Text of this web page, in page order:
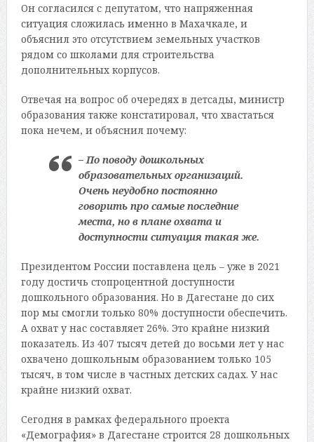
Он согласился с депутатом, что напряженная
ситуация сложилась именно в Махачкале, и
объяснил это отсутствием земельных участков
рядом со школами для строительства
дополнительных корпусов.
Отвечая на вопрос об очередях в детсады, министр
образования также констатировал, что хвастаться
пока нечем, и объяснил почему:
– По поводу дошкольных
образовательных организаций.
Очень неудобно постоянно
говорить про самые последние
места, но в плане охвата и
доступности ситуация такая же.
Президентом России поставлена цель – уже в 2021
году достичь стопроцентной доступности
дошкольного образования. Но в Дагестане до сих
пор мы смогли только 80% доступности обеспечить.
А охват у нас составляет 26%. Это крайне низкий
показатель. Из 407 тысяч детей до восьми лет у нас
охвачено дошкольным образованием только 105
тысяч, в том числе в частных детских садах. У нас
крайне низкий охват.
Сегодня в рамках федерального проекта
«Демография» в Дагестане строится 28 дошкольных